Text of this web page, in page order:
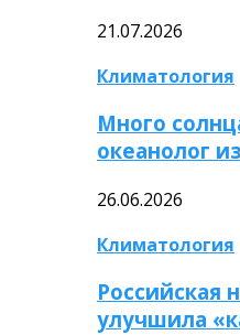
21.07.2026
Климатология
Много
океанолог
26.06.2026
Климатология
Российская
улучшила